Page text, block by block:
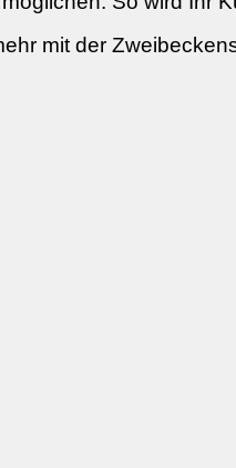
mit der